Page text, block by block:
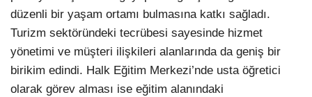
düzenli bir yaşam ortamı bulmasına katkı sağladı.
Turizm sektöründeki tecrübesi sayesinde hizmet
yönetimi ve müşteri ilişkileri alanlarında da geniş bir
birikim edindi. Halk Eğitim Merkezi’nde usta öğretici
olarak görev alması ise eğitim alanındaki